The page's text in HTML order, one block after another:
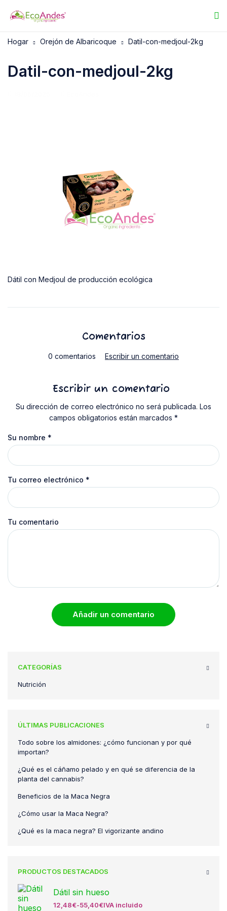
Hogar Orejón de Albaricoque Datil-con-medjoul-2kg
Datil-con-medjoul-2kg
Dátil con Medjoul de producción ecológica
Comentarios
0 comentarios Escribir un comentario
Escribir un comentario
Su dirección de correo electrónico no será publicada. Los
campos obligatorios están marcados *
Su nombre *
Tu correo electrónico *
Tu comentario
Añadir un comentario
CATEGORÍAS
Nutrición
ÚLTIMAS PUBLICACIONES
Todo sobre los almidones: ¿cómo funcionan y por qué
importan?
¿Qué es el cáñamo pelado y en qué se diferencia de la
planta del cannabis?
Beneficios de la Maca Negra
¿Cómo usar la Maca Negra?
¿Qué es la maca negra? El vigorizante andino
PRODUCTOS DESTACADOS
Dátil sin hueso
12,48€-55,40€IVA incluido